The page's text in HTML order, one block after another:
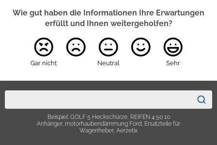
Wie gut haben die Informationen Ihre Erwartungen
erfüllt und Ihnen weitergeholfen?
Gar nicht Neutral Sehr
Beispiel: GOLF 5 Heckschürze, REIFEN 4 50 10
Anhänger, motorhaubendämmung Ford, Ersatzteile für
Wagenheber, Aerzetix